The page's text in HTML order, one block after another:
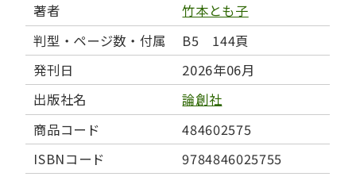
著者
竹本とも子
判型・ページ数・付属
B5 144頁
発刊日
2026年06月
出版社名
論創社
商品コード
484602575
ISBNコード
9784846025755